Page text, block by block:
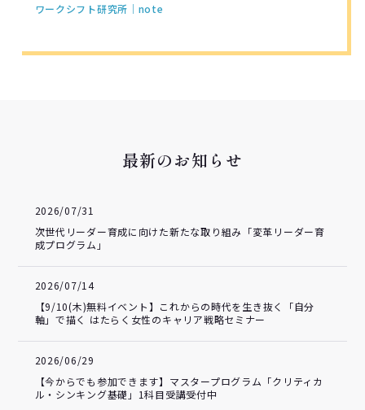
ワークシフト研究所｜note
最新のお知らせ
2026/07/31
次世代リーダー育成に向けた新たな取り組み「変革リーダー育
成プログラム」
2026/07/14
【9/10(木)無料イベント】これからの時代を生き抜く「自分
軸」で描く はたらく女性のキャリア戦略セミナー
2026/06/29
【今からでも参加できます】マスタープログラム「クリティカ
ル・シンキング基礎」1科目受講受付中